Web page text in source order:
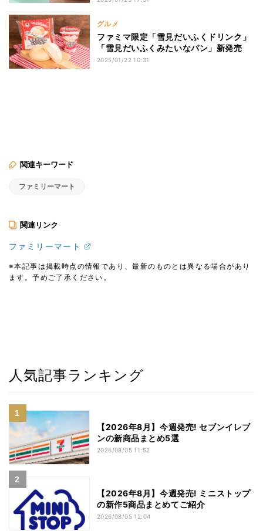
グルメ
ファミマ限定「雪見だいふくドリンク」
「雪見だいふくみたいなパン」新発売
2025/01/22 10:31
関連キーワード
ファミリーマート
関連リンク
ファミリーマート
※本記事は掲載時点の情報であり、最新のものとは異なる場合があり
ます。予めご了承ください。
人気記事ランキング
【2026年8月】今週発売! セブンイレブ
ンの新商品まとめ5選
2026/08/05 11:52
【2026年8月】今週発売! ミニストップ
の新作5商品まとめてご紹介
2026/08/05 12:04